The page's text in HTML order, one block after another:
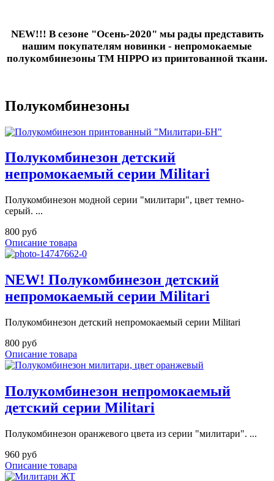
NEW!!! В сезоне "Осень-2020" мы рады представить
нашим покупателям новинки - непромокаемые
полукомбинезоны ТМ HIPPO из принтованной ткани.
Полукомбинезоны
Полукомбинезон детский
непромокаемый серии Militari
Полукомбинезон модной серии "милитари", цвет темно-
серый. ...
800 руб
Описание товара
NEW! Полукомбинезон детский
непромокаемый серии Militari
Полукомбинезон детский непромокаемый серии Militari
800 руб
Описание товара
Полукомбинезон непромокаемый
детский серии Militari
Полукомбинезон оранжевого цвета из серии "милитари". ...
960 руб
Описание товара